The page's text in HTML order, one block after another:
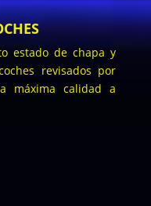
estado de chapa y
revisados por
máxima calidad a